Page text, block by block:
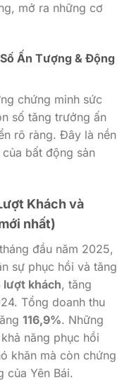
mở ra những cơ
Ấn Tượng & Động
chứng minh sức
số tăng trưởng ấn
rõ ràng. Đây là nền
bất động sản
Khách và
nhất)
đầu năm 2025,
sự phục hồi và tăng
lượt khách, tăng
Tổng doanh thu
116,9%. Những
năng phục hồi
khăn mà còn chứng
của Yên Bái.